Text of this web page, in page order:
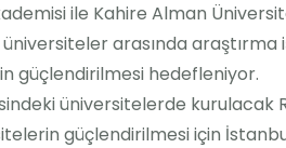
ile Kahire Alman
arasında araştırma
güçlendirilmesi hedefleniyor.
üniversitelerde kurulacak
güçlendirilmesi için